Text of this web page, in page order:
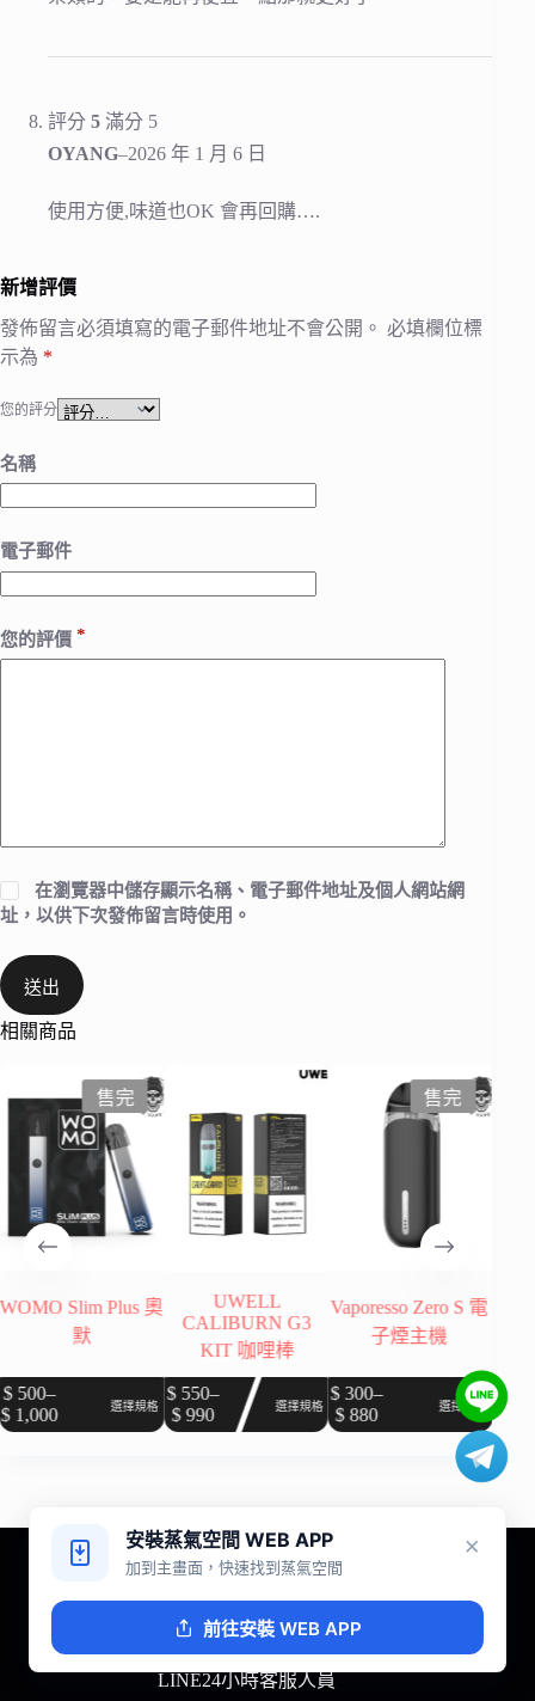
評分 5 滿分 5
OYANG–2026 年 1 月 6 日
使用方便,味道也OK 會再回購….
新增評價
發佈留言必須填寫的電子郵件地址不會公開。 必填欄位標
示為 *
您的評分
名稱
電子郵件
您的評價 *
在瀏覽器中儲存顯示名稱、電子郵件地址及個人網站網
址，以供下次發佈留言時使用。
送出
相關商品
完
奧
選擇規格
UWELL
CALIBURN G3
–
$ 550
到
選擇規格
此
產
式。
在
Vaporesso Zero S 電
子煙主機
300
–
$880
$ 300
到
選擇規格
此
產
種
款
式。
可
在
產
小蠻牛電子煙主
套裝POD-
–
選擇
此
產
式。
在
Line Instagram
LINE24小時客服人員
×
安裝蒸氣空間 WEB APP
加到主畫面，快速找到蒸氣空間
前往安裝 WEB APP